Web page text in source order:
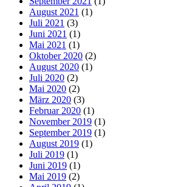
August 2021 (1)
Juli 2021 (3)
Juni 2021 (1)
Mai 2021 (1)
Oktober 2020 (2)
August 2020 (1)
Juli 2020 (2)
Mai 2020 (2)
März 2020 (3)
Februar 2020 (1)
November 2019 (1)
September 2019 (1)
August 2019 (1)
Juli 2019 (1)
Juni 2019 (1)
Mai 2019 (2)